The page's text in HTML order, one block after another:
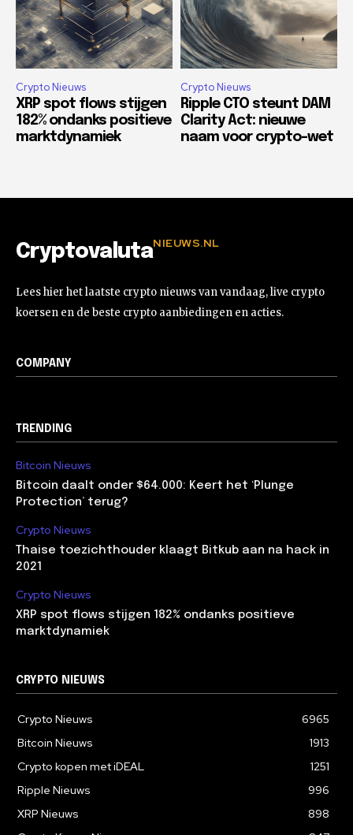
Crypto Nieuws
XRP spot flows stijgen
182% ondanks positieve
marktdynamiek
Crypto Nieuws
Ripple CTO steunt DAM
Clarity Act: nieuwe
naam voor crypto-wet
CryptovalutaNIEUWS.NL
Lees hier het laatste crypto nieuws van vandaag, live crypto
koersen en de beste crypto aanbiedingen en acties.
COMPANY
TRENDING
Bitcoin Nieuws
Bitcoin daalt onder $64.000: Keert het ‘Plunge
Protection’ terug?
Crypto Nieuws
Thaise toezichthouder klaagt Bitkub aan na hack in
2021
Crypto Nieuws
XRP spot flows stijgen 182% ondanks positieve
marktdynamiek
CRYPTO NIEUWS
Crypto Nieuws
6965
Bitcoin Nieuws
1913
Crypto kopen met iDEAL
1251
Ripple Nieuws
996
XRP Nieuws
898